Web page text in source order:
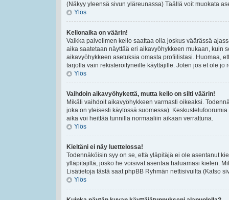
(Näkyy yleensä sivun yläreunassa) Täällä voit muokata
Ylös
Kellonaika on väärin!
Vaikka palvelimen kello saattaa olla joskus väärässä
aika saatetaan näyttää eri aikavyöhykkeen mukaan, kuin
aikavyöhykkeen asetuksia omasta profiilistasi. Huomaa,
tarjolla vain rekisteröityneille käyttäjille. Joten jos et ole jo
Ylös
Vaihdoin aikavyöhykettä, mutta kello on silti väärin!
Mikäli vaihdoit aikavyöhykkeen varmasti oikeaksi.
joka on yleisesti käytössä suomessa).
aika voi heittää tunnilla normaaliin aikaan verrattuna.
Ylös
Kieltäni ei näy luettelossa!
Todennäköisin syy on se, että yläpitäjä ei ole asentanut
ylläpitäjiltä, josko he voisivat asentaa haluamasi kielen.
Lisätietoja tästä saat phpBB Ryhmän nettisivuilta (Katso
Ylös